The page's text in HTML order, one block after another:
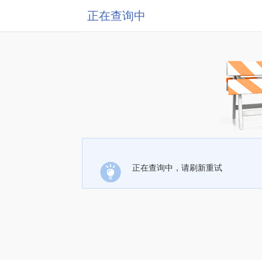
正在查询中
正在查询中，请刷新重试